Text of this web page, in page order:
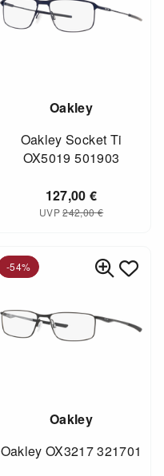
Oakley
Oakley Socket Ti
OX5019 501903
127,00€
UVP242,00€
Oakley
Oakley OX3217 321701
-54%